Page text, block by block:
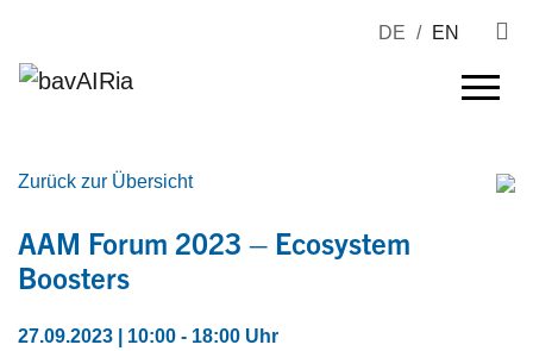
DE / EN
Zurück zur Übersicht
AAM Forum 2023 – Ecosystem
Boosters
27.09.2023 | 10:00 - 18:00 Uhr